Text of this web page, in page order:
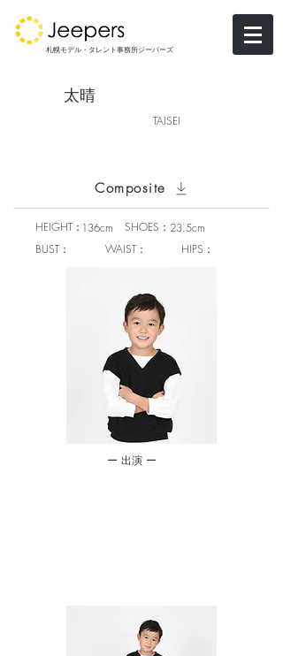
札幌モデル・タレント事務所ジーパーズ
太晴
TAISEI
Composite
HEIGHT： 136cm SHOES： 23.5cm
BUST：
WAIST： HIPS：
​ー 出演 ー